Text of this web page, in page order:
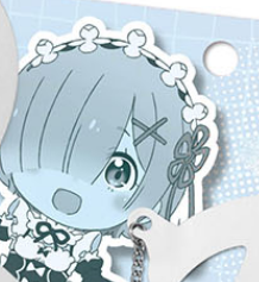
每筆NT$65，滿NT$1,300(含以上)
付款後7-11取貨
每筆NT$65，滿NT$1,300(含以上
宅配-木棉花樂園專用
每筆NT$100，滿NT$1,300(含以
宅配-離島(澎湖/金門/馬祖)-木棉花
每筆NT$220